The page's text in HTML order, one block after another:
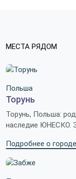
МЕСТА РЯДОМ
Польша
Торунь
Торунь, Польша:
наследие ЮНЕСКО.
Подробнее о